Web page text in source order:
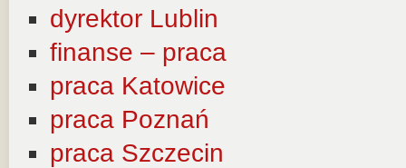
dyrektor Lublin
finanse – praca
praca Katowice
praca Poznań
praca Szczecin